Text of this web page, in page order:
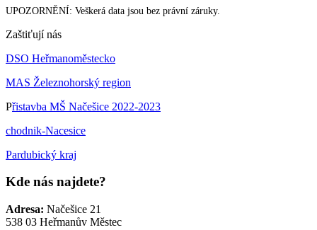
UPOZORNĚNÍ: Veškerá data jsou bez právní záruky.
Zaštiťují nás
DSO Heřmanoměstecko
MAS Železnohorský region
Přistavba MŠ Načešice 2022-2023
chodnik-Nacesice
Pardubický kraj
Kde nás najdete?
Adresa: Načešice 21
538 03 Heřmanův Městec